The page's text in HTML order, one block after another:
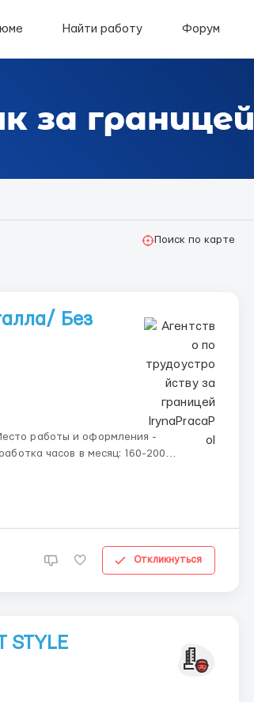
Найти работу Форум
за границей
Поиск по карте
Без
Откликнуться
STYLE